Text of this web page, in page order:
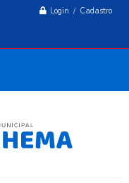
Login / Cadastro